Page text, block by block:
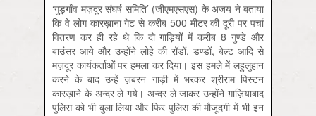
‘गुड़गाँव मज़दूर संघर्ष समिति’ (जीएमएसएस) के अजय ने बताया
कि वे लोग कारख़ाना गेट से करीब 500 मीटर की दूरी पर पर्चा
वितरण कर ही रहे थे कि दो गाड़ियों में करीब 8 गुण्डे और
बाउंसर आये और उन्होंने लोहे की रॉडों, डण्डों, बेल्ट आदि से
मज़दूर कार्यकर्ताओं पर हमला कर दिया। इस हमले में लहुलुहान
करने के बाद उन्हें ज़बरन गाड़ी में भरकर श्रीराम पिस्टन
कारख़ाने के अन्दर ले गये। अन्दर ले जाकर उन्होंने ग़ाज़ियाबाद
पुलिस को भी बुला लिया और फिर पुलिस की मौजूदगी में भी इन